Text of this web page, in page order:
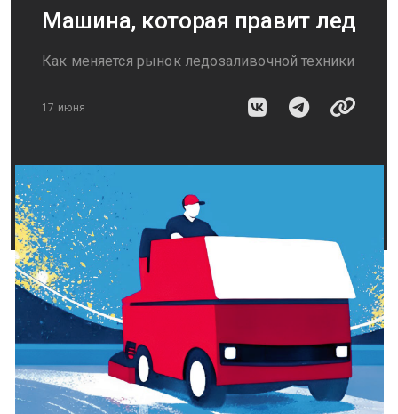
Машина, которая правит лед
Как меняется рынок ледозаливочной техники
17 июня